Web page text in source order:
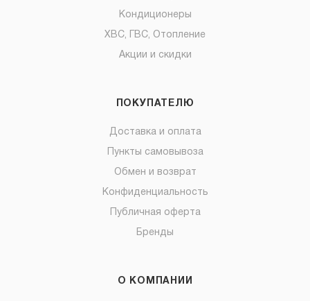
Кондиционеры
ХВС, ГВС, Отопление
Акции и скидки
ПОКУПАТЕЛЮ
Доставка и оплата
Пункты самовывоза
Обмен и возврат
Конфиденциальность
Публичная оферта
Бренды
О КОМПАНИИ